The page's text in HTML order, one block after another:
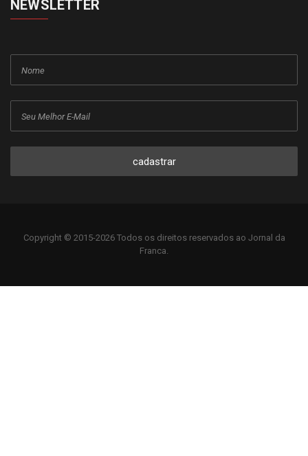
NEWSLETTER
cadastrar
Copyright © 2015-2026 Todos os direitos reservados ao Jornal da
Franca.